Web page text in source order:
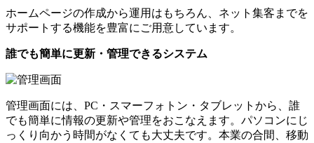
ホームページの作成から運用はもちろん、ネット集客までを
サポートする機能を豊富にご用意しています。
誰でも簡単に更新・管理できるシステム
管理画面には、 PC ・スマーフォトン・タブレットから、誰
でも簡単に情報の更新や管理をおこなえます。パソコンにじ
っくり向かう時間がなくても大丈夫です。本業の合間、移動